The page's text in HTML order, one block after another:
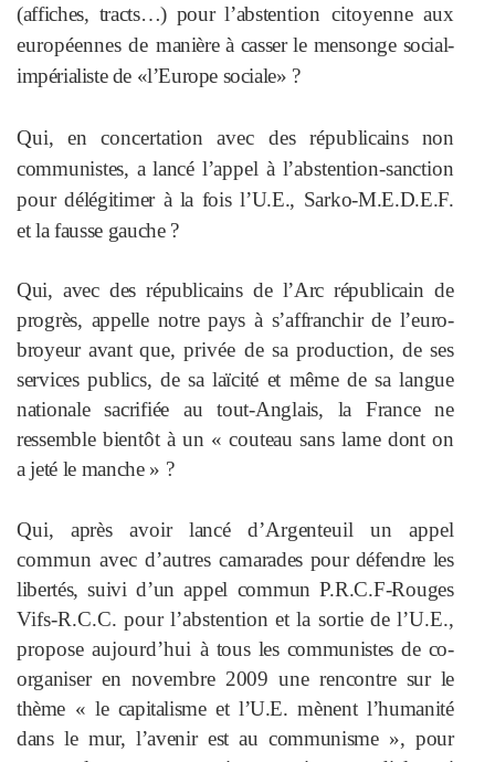
(affiches, tracts…) pour l’abstention citoyenne aux
européennes de manière à casser le mensonge social-
impérialiste de «l’Europe sociale» ?
Qui, en concertation avec des républicains non
communistes, a lancé l’appel à l’abstention-sanction
pourdélégitimer à la fois l’U.E., Sarko-M.E.D.E.F.
et la fausse gauche ?
Qui,avec des républicains de l’Arc républicain de
progrès, appelle notre pays à s’affranchir de l’euro-
broyeur avantque, privée de sa production, de ses
services publics, de sa laïcité et même de sa langue
nationale sacrifiée au tout-Anglais, la France ne
ressemble bientôt à un « couteau sans lame donton
a jeté le manche » ?
Qui, après avoir lancé d’Argenteuil un appel
commun avec d’autres camarades pour défendre les
libertés, suivid’un appel commun P.R.C.F-Rouges
Vifs-R.C.C. pour l’abstention et la sortie de l’U.E.,
propose aujourd’hui à tous les communistes de co-
organiser en novembre 2009 une rencontre sur le
thème « le capitalisme et l’U.E.mènent l’humanité
dans le mur, l’avenir est au communisme », pour